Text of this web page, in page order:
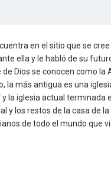
en el sitio que se
ella y le habló de su
Dios se conocen como
la más antigua es una
la iglesia actual
los restos de la casa de
de todo el mundo que